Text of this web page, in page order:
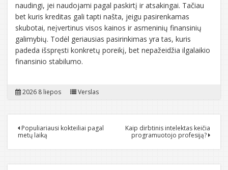
naudingi, jei naudojami pagal paskirtį ir atsakingai. Tačiau
bet kuris kreditas gali tapti našta, jeigu pasirenkamas
skubotai, neįvertinus visos kainos ir asmeninių finansinių
galimybių. Todėl geriausias pasirinkimas yra tas, kuris
padeda išspręsti konkretų poreikį, bet nepažeidžia ilgalaikio
finansinio stabilumo.
2026 8 liepos Verslas
Navigacija
tarp
įrašų
Populiariausi kokteiliai pagal
metų laiką
Kaip dirbtinis intelektas keičia
programuotojo profesiją?